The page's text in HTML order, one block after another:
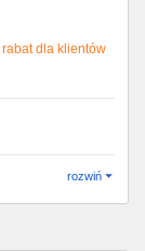
dla klientów
rozwiń